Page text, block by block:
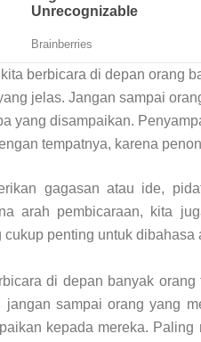
berbicara di depan orang
jelas. Jangan sampai
yang disampaikan.
tempatnya, karena
gagasan atau ide,
arah pembicaraan, kita
cukup penting untuk dibahasa
di depan banyak
jangan sampai orang yang
kepada mereka.